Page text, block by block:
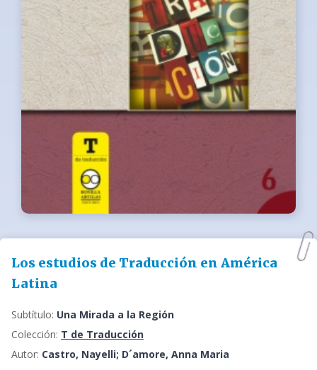
Los estudios de Traducción en América
Latina
Subtítulo: Una Mirada a la Región
Colección: T de Traducción
Autor: Castro, Nayelli; D´amore, Anna Maria